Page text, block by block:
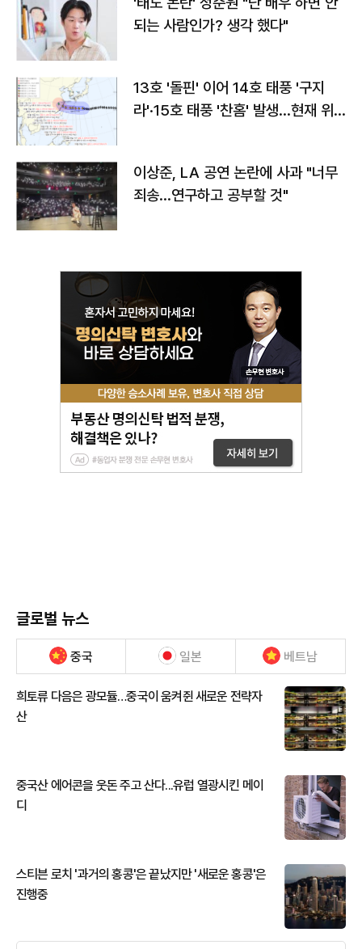
되는 사람인가? 생각 했다"
13호 '돌핀' 이어 14호 태풍 '구지
라'·15호 태풍 '찬홈' 발생…현재 위
이상준, LA 공연 논란에 사과 "너무
죄송…연구하고 공부할 것"
글로벌 뉴스
중국 일본 베트남
희토류 다음은 광모듈…중국이 움켜쥔 새로운 전략자
산
중국산 에어콘을 웃돈 주고 산다...유럽 열광시킨 메이
디
스티븐 로치 '과거의 홍콩'은 끝났지만 '새로운 홍콩'은
진행중